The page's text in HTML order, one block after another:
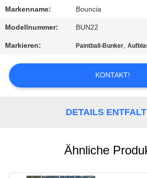
TRETEN
SIE
UNS
IN
VERBINDUNG
EIN
Markenname: Bouncia
Modellnummer: BUN22
Markieren: Paintball-Bunker,
KONTAKT!
DETAILS
Ähnliche